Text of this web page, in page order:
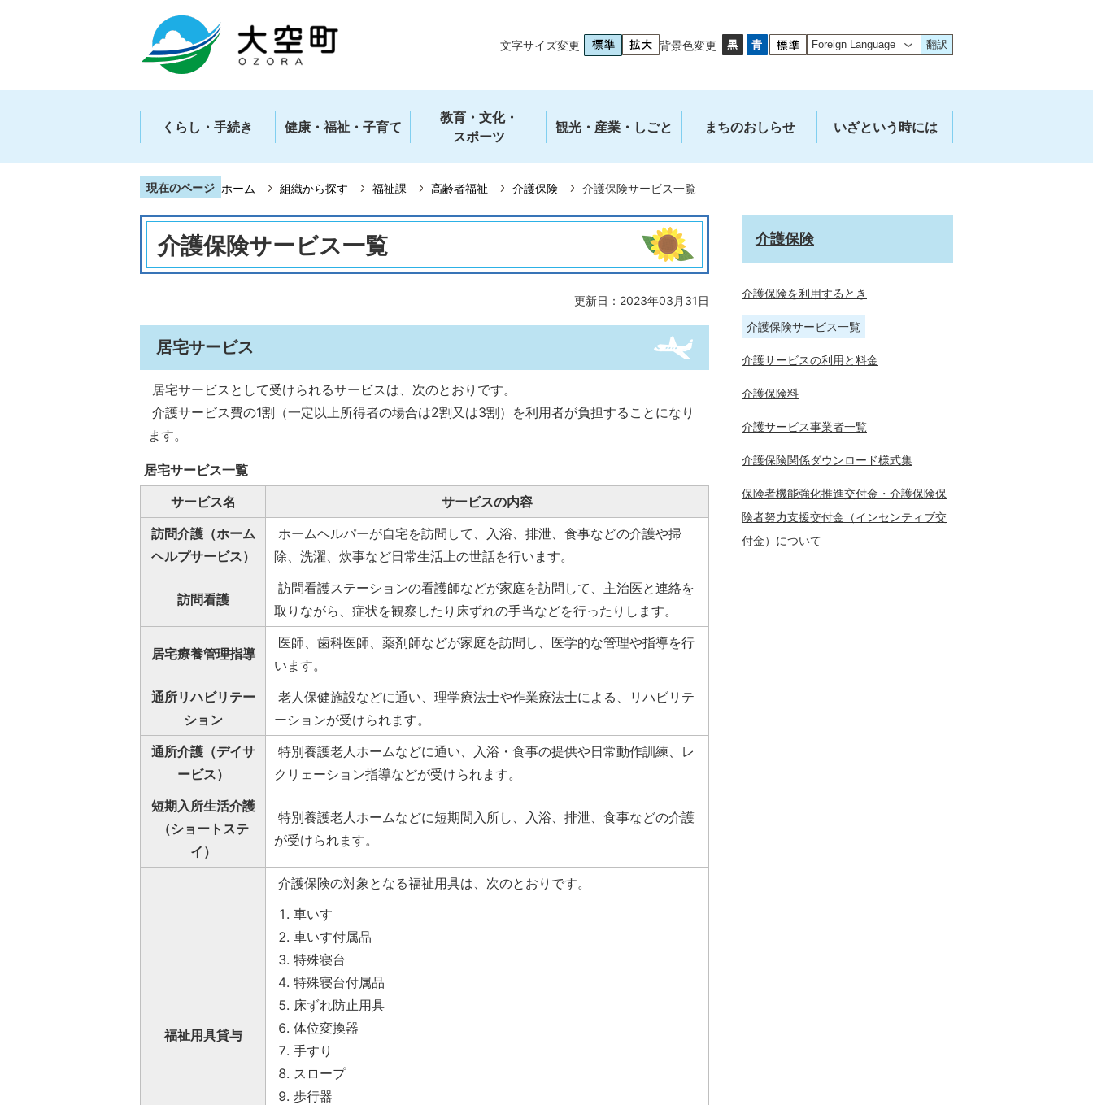
文字サイズ変更 背景色変更 翻訳
くらし・手続き 健康・福祉・子育て
教育・文化・
スポーツ
観光・産業・しごと まちのおしらせ いざという時には
現在のページ ホーム 組織から探す 福祉課 高齢者福祉 介護保険 介護保険サービス一覧
介護保険サービス一覧
更新日：2023年03月31日
居宅サービス
居宅サービスとして受けられるサービスは、次のとおりです。
介護サービス費の1割（一定以上所得者の場合は2割又は3割）を利用者が負担することになり
ます。
居宅サービス一覧
サービス名
サービスの内容
訪問介護（ホーム
ヘルプサービス）
ホームヘルパーが自宅を訪問して、入浴、排泄、食事などの介護や掃
除、洗濯、炊事など日常生活上の世話を行います。
訪問看護
訪問看護ステーションの看護師などが家庭を訪問して、主治医と連絡を
取りながら、症状を観察したり床ずれの手当などを行ったりします。
居宅療養管理指導
医師、歯科医師、薬剤師などが家庭を訪問し、医学的な管理や指導を行
います。
通所リハビリテー
ション
老人保健施設などに通い、理学療法士や作業療法士による、リハビリテ
ーションが受けられます。
通所介護（デイサ
ービス）
特別養護老人ホームなどに通い、入浴・食事の提供や日常動作訓練、レ
クリェーション指導などが受けられます。
短期入所生活介護
（ショートステ
イ）
特別養護老人ホームなどに短期間入所し、入浴、排泄、食事などの介護
が受けられます。
福祉用具貸与
介護保険の対象となる福祉用具は、次のとおりです。
車いす
車いす付属品
特殊寝台
特殊寝台付属品
床ずれ防止用具
体位変換器
手すり
スロープ
歩行器
介護保険
介護保険を利用するとき
介護保険サービス一覧
介護サービスの利用と料金
介護保険料
介護サービス事業者一覧
介護保険関係ダウンロード様式集
保険者機能強化推進交付金・介護保険保
険者努力支援交付金（インセンティブ交
付金）について